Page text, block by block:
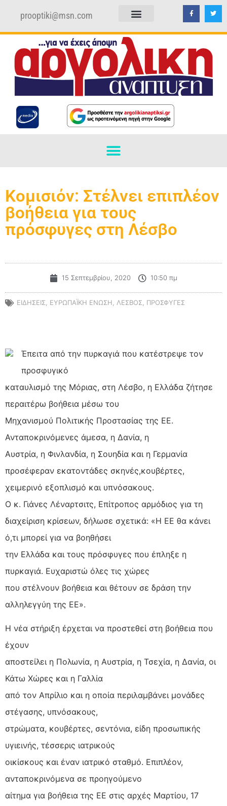
prooptiki@msn.com
Κομισιόν: Στέλνει επιπλέον
βοήθεια για τους
πρόσφυγες στη Λέσβο
15 Σεπτεμβρίου, 2020 10:50 πμ
ΕΙΔΗΣΕΙΣ, ΕΥΡΩΠΑΪΚΗ ΕΝΩΣΗ, ΛΕΣΒΟΣ, ΠΡΟΣΦΥΓΕΣ
Έπειτα από την πυρκαγιά που κατέστρεψε τον
προσφυγικό
καταυλισμό της Μόριας, στη Λέσβο, η Ελλάδα ζήτησε
περαιτέρω βοήθεια μέσω του
Μηχανισμού Πολιτικής Προστασίας της ΕΕ.
Ανταποκρινόμενες άμεσα, η Δανία, η
Αυστρία, η Φινλανδία, η Σουηδία και η Γερμανία
προσέφεραν εκατοντάδες σκηνές,κουβέρτες,
χειμερινό εξοπλισμό και υπνόσακους.
Ο κ. Γιάνες Λέναρτσιτς, Επίτροπος αρμόδιος για τη
διαχείριση κρίσεων, δήλωσε σχετικά: «Η ΕΕ θα κάνει
ό,τι μπορεί για να βοηθήσει
την Ελλάδα και τους πρόσφυγες που έπληξε η
πυρκαγιά. Ευχαριστώ όλες τις χώρες
που στέλνουν βοήθεια και θέτουν σε δράση την
αλληλεγγύη της ΕΕ».
Η νέα στήριξη έρχεται να προστεθεί στη βοήθεια που
έχουν
αποστείλει η Πολωνία, η Αυστρία, η Τσεχία, η Δανία, οι
Κάτω Χώρες και η Γαλλία
από τον Απρίλιο και η οποία περιλαμβάνει μονάδες
στέγασης, υπνόσακους,
στρώματα, κουβέρτες, σεντόνια, είδη προσωπικής
υγιεινής, τέσσερις ιατρικούς
οικίσκους και έναν ιατρικό σταθμό. Επιπλέον,
ανταποκρινόμενα σε προηγούμενο
αίτημα για βοήθεια της ΕΕ στις αρχές Μαρτίου, 17